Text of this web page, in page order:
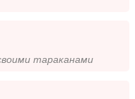
тараканами